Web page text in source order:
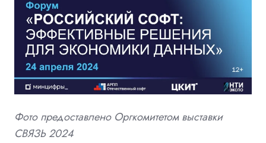
Фото предоставлено Оргкомитетом выставки
СВЯЗЬ 2024